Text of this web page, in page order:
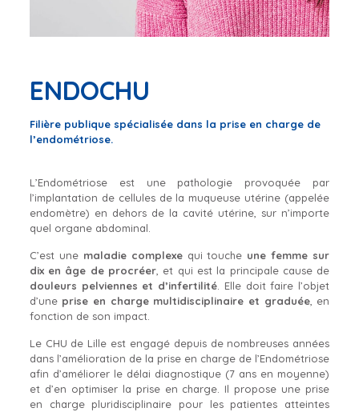
ENDOCHU
Filière publique spécialisée dans la prise en charge de
l’endométriose.
L’Endométriose est une pathologie provoquée par
l’implantation de cellules de la muqueuse utérine (appelée
endomètre) en dehors de la cavité utérine, sur n’importe
quel organe abdominal.
C’est une maladie complexequi touche une femme sur
dix en âge de procréer, et qui est la principale cause de
douleurs pelviennes et d’infertilité. Elle doit faire l’objet
d’une prise en charge multidisciplinaire et graduée, en
fonction de son impact.
Le CHU de Lille est engagé depuis de nombreuses années
dans l’amélioration de la prise en charge de l’Endométriose
afin d’améliorer le délai diagnostique (7 ans en moyenne)
et d’en optimiser la prise en charge. Il propose une prise
en charge pluridisciplinaire pour les patientes atteintes